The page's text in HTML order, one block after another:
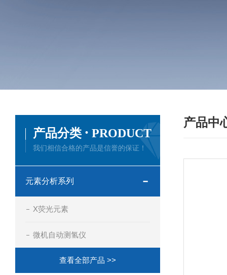
产品中
产品分类 · PRODUCT
我们相信合格的产品是信誉的保证！
元素分析系列
X荧光元素
微机自动测氢仪
查看全部产品 >>